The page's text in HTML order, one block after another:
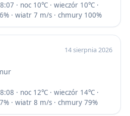
· noc 10℃ · wieczór 10℃ ·
· wiatr 7 m/s · chmury 100%
14 sierpnia 2026
· noc 12℃ · wieczór 14℃ ·
· wiatr 8 m/s · chmury 79%